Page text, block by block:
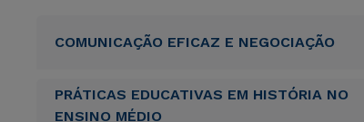
COMUNICAÇÃO EFICAZ E NEGOCIAÇÃO
PRÁTICAS EDUCATIVAS EM HISTÓRIA NO
ENSINO MÉDIO